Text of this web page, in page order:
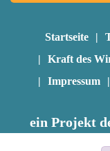
Startseite
Kraft des
Impressum
ein Projekt